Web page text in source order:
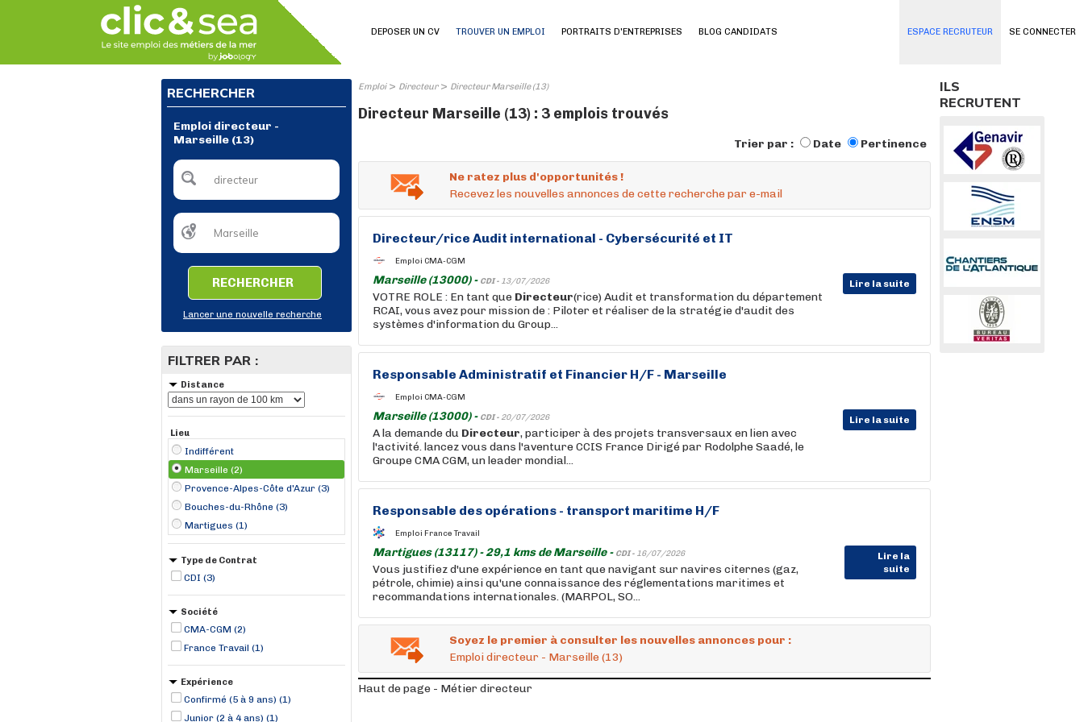
SE CONNECTER
DEPOSER UN CV TROUVER UN EMPLOI PORTRAITS D'ENTREPRISES BLOG CANDIDATS ESPACE RECRUTEUR
RECHERCHER
Emploi directeur -
Marseille (13)
RECHERCHER
Lancer une nouvelle recherche
FILTRER PAR :
Distance
Lieu
Indifférent
Marseille (2)
Provence-Alpes-Côte d'Azur (3)
Bouches-du-Rhône (3)
Martigues (1)
Type de Contrat
CDI (3)
Société
CMA-CGM (2)
France Travail (1)
Expérience
Confirmé (5 à 9 ans) (1)
Junior (2 à 4 ans) (1)
Emploi> Directeur> Directeur Marseille (13)
Directeur Marseille (13) : 3 emplois trouvés
Trier par : Date Pertinence
Ne ratez plus d'opportunités !
Recevez les nouvelles annonces de cette recherche par e-mail
Directeur/rice Audit international - Cybersécurité et IT
Emploi CMA-CGM
Marseille (13000) - CDI - 13/07/2026 Lire la suite
VOTRE ROLE : En tant que Directeur(rice) Audit et transformation du département
RCAI, vous avez pour mission de : Piloter et réaliser de la stratégie d'audit des
systèmes d'information du Group...
Responsable Administratif et Financier H/F - Marseille
Emploi CMA-CGM
Marseille (13000) - CDI - 20/07/2026 Lire la suite
A la demande du Directeur, participer à des projets transversaux en lien avec
l'activité. lancez vous dans l'aventure CCIS France Dirigé par Rodolphe Saadé, le
Groupe CMA CGM, un leader mondial...
Responsable des opérations - transport maritime H/F
Emploi France Travail
Martigues (13117) - 29,1 kms de Marseille - CDI - 16/07/2026
Lire la
suite
Vous justifiez d'une expérience en tant que navigant sur navires citernes (gaz,
pétrole, chimie) ainsi qu'une connaissance des réglementations maritimes et
recommandations internationales. (MARPOL, SO...
Soyez le premier à consulter les nouvelles annonces pour :
Emploi directeur - Marseille (13)
Haut de page - Métier directeur
ILS
RECRUTENT